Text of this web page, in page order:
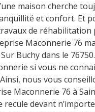
maison cherche
et confort. Et
de réhabilitation
Maconnerie 76
Buchy dans le
si vous ne
Ainsi, nous vous
Maconnerie 76 à
recule devant